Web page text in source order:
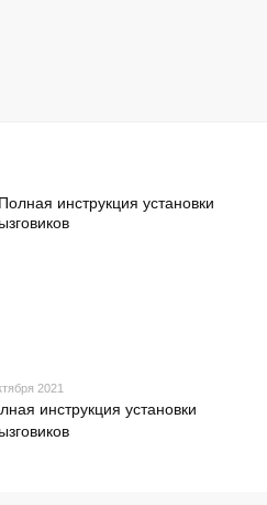
2021
инструкция установки